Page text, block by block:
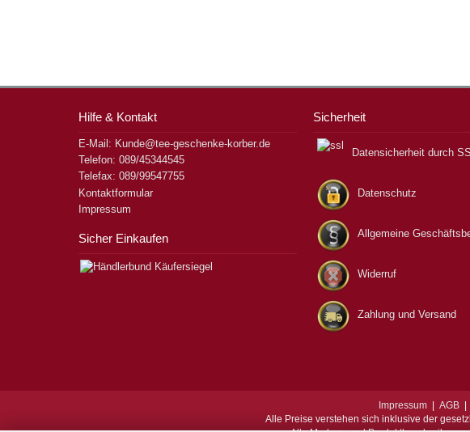
Hilfe & Kontakt
E-Mail: Kunde@tee-geschenke-korber.de
Telefon: 089/45344545
Telefax: 089/99547755
Kontaktformular
Impressum
Sicher Einkaufen
Sicherheit
Datensicherheit durch
Datenschutz
Allgemeine
Widerruf
Zahlung und Versand
Impressum| AGB|
Alle Preise verstehen sich inklusive der